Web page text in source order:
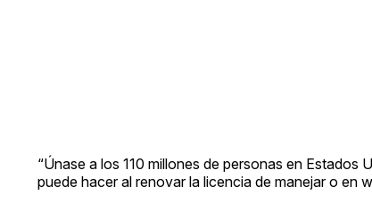
“Únase a los 110 millones de personas en
puede hacer al renovar la licencia de manejar o en